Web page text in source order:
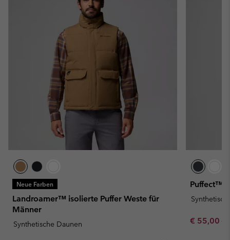
Neue Farben
Landroamer™ isolierte Puffer Weste für
Männer
Synthetische Daunen
Puffect™
Sale price:
€ 55,00€